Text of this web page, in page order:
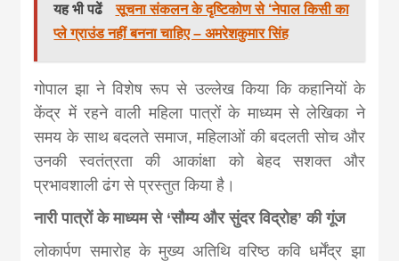
यह भी पढें
सूचना संकलन के दृष्टिकोण से ‘नेपाल किसी का
प्ले ग्राउंड नहीं बनना चाहिए – अमरेशकुमार सिंह
गोपाल झा ने विशेष रूप से उल्लेख किया कि कहानियों के
केंद्र में रहने वाली महिला पात्रों के माध्यम से लेखिका ने
समय के साथ बदलते समाज, महिलाओं की बदलती सोच और
उनकी स्वतंत्रता की आकांक्षा को बेहद सशक्त और
प्रभावशाली ढंग से प्रस्तुत किया है।
नारी पात्रों के माध्यम से ‘सौम्य और सुंदर विद्रोह’ की गूंज
लोकार्पण समारोह के मुख्य अतिथि वरिष्ठ कवि धर्मेंद्र झा